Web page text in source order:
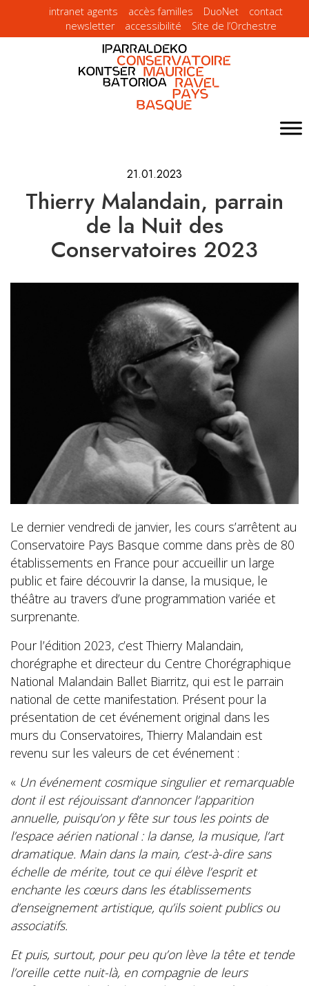
intranet agents accès familles DuoNet
contact
newsletter
accessibilité Site de l’Orchestre
21.01.2023
Thierry Malandain, parrain
de la Nuit des
Conservatoires 2023
Le dernier vendredi de janvier, les cours s’arrêtent au
Conservatoire Pays Basque comme dans près de 80
établissements en France pour accueillir un large
public et faire découvrir la danse, la musique, le
théâtre au travers d’une programmation variée et
surprenante.
Pour l’édition 2023, c’est Thierry Malandain,
chorégraphe et directeur du Centre Chorégraphique
National Malandain Ballet Biarritz, qui est le parrain
national de cette manifestation. Présent pour la
présentation de cet événement original dans les
murs du Conservatoires, Thierry Malandain est
revenu sur les valeurs de cet événement :
« Un événement cosmique singulier et remarquable
dont il est réjouissant d’annoncer l’apparition
annuelle, puisqu’on y fête sur tous les points de
l’espace aérien national : la danse, la musique, l’art
dramatique. Main dans la main, c’est-à-dire sans
échelle de mérite, tout ce qui élève l’esprit et
enchante les cœurs dans les établissements
d’enseignement artistique, qu’ils soient publics ou
associatifs.
Et puis, surtout, pour peu qu’on lève la tête et tende
l’oreille cette nuit-là, en compagnie de leurs